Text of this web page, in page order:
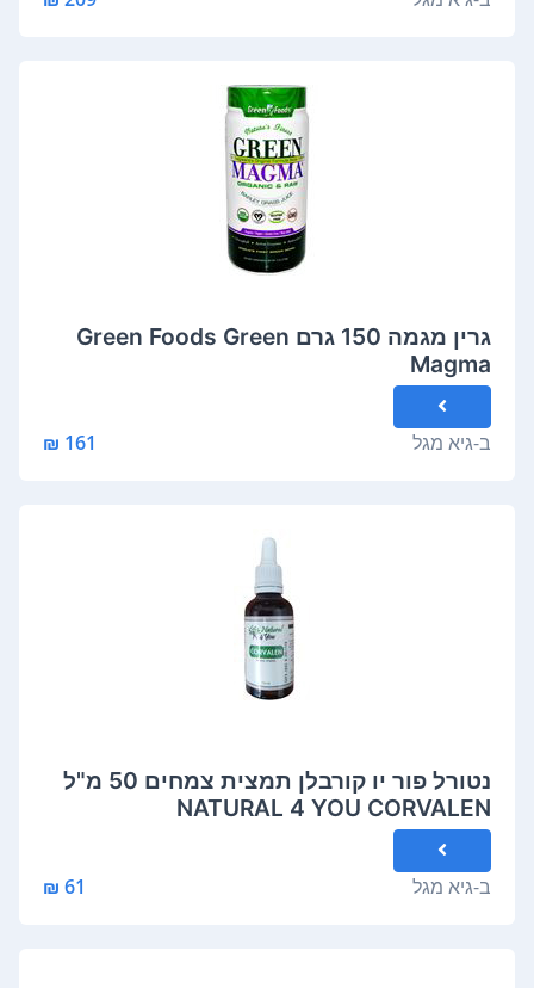
גרין מגמה 150 גרם Green Foods Green
Magma
ב-גיא מגל 161 ₪
נטורל פור יו קורבלן תמצית צמחים 50 מ"ל
NATURAL 4 YOU CORVALEN
ב-גיא מגל 61 ₪